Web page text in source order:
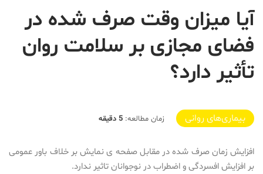
آیا میزان وقت صرف شده در
فضای مجازی بر سلامت روان
تأثیر دارد؟
2019-10-21T18:45:30+03:30
بیماری‌های روانی زمان مطالعه: 5 دقیقه
افزایش زمان صرف شده در مقابل صفحه ی نمایش بر خلاف باور عمومی
بر افزایش افسردگی و اضطراب در نوجوانان تاثیر ندارد.